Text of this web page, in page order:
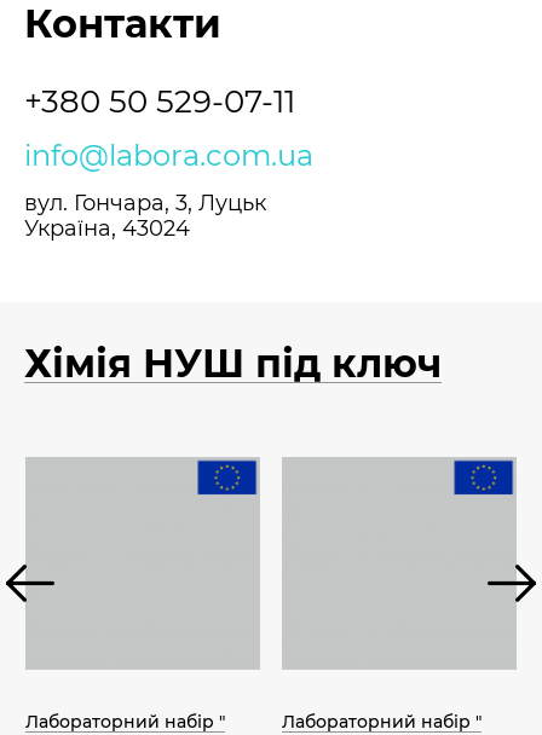
Контакти
+380 50 529-07-11
info@labora.com.ua
вул. Гончара, 3, Луцьк
Україна, 43024
Хімія НУШ під ключ
Лабораторний набір "
Лабораторний набір "